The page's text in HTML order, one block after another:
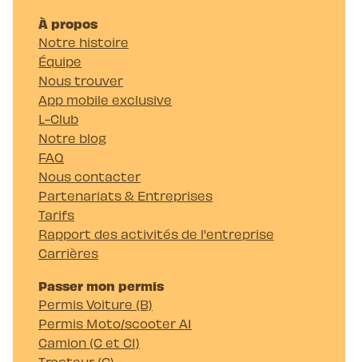
À propos
Notre histoire
Équipe
Nous trouver
App mobile exclusive
L-Club
Notre blog
FAQ
Nous contacter
Partenariats & Entreprises
Tarifs
Rapport des activités de l'entreprise
Carrières
Passer mon permis
Permis Voiture (B)
Permis Moto/scooter A1
Camion (C et C1)